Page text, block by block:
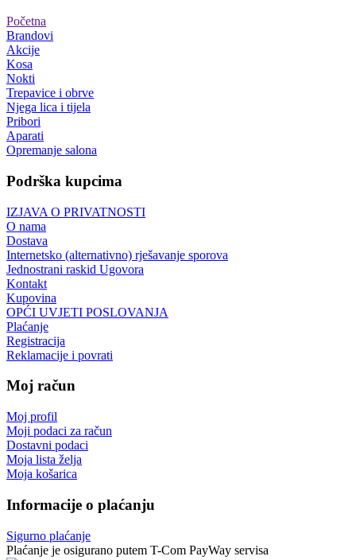
Početna
Brandovi
Akcije
Kosa
Nokti
Trepavice i obrve
Njega lica i tijela
Pribori
Aparati
Opremanje salona
Podrška kupcima
IZJAVA O PRIVATNOSTI
O nama
Dostava
Internetsko (alternativno) rješavanje sporova
Jednostrani raskid Ugovora
Kontakt
Kupovina
OPĆI UVJETI POSLOVANJA
Plaćanje
Registracija
Reklamacije i povrati
Moj račun
Moj profil
Moji podaci za račun
Dostavni podaci
Moja lista želja
Moja košarica
Informacije o plaćanju
Sigurno plaćanje
Plaćanje je osigurano putem T-Com PayWay servisa